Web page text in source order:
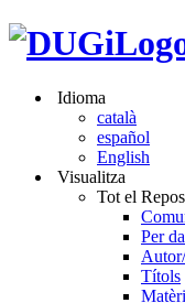
Idioma
català
español
English
Visualitza
Tot el
Per
Títols